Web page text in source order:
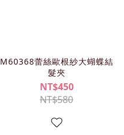
M60368蕾絲歐根紗大蝴蝶結
髮夾
NT$450
NT$580